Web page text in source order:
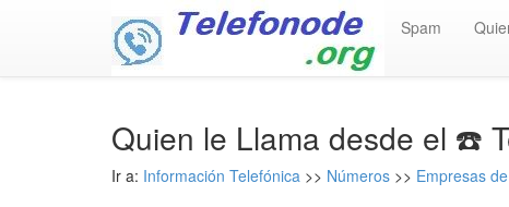
Spam
Quien le Llama desde el ☎️
Ir a: Información Telefónica >> Números >> Empresas